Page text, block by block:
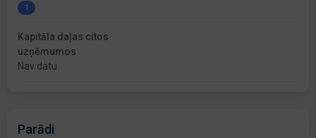
1
Kapitāla daļas citos
uzņēmumos
Nav datu
Parādi